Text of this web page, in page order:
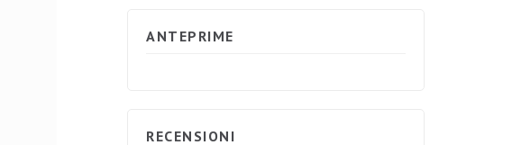
ANTEPRIME
RECENSIONI